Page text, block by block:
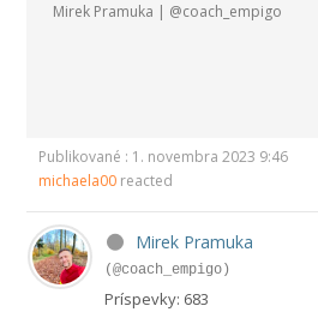
Mirek Pramuka | @coach_empigo
Publikované : 1. novembra 2023 9:46
michaela00 reacted
Mirek Pramuka
(@coach_empigo)
Príspevky: 683